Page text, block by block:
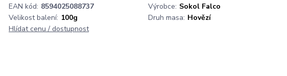
EAN kód: 8594025088737 Výrobce: Sokol Falco
Velikost balení: 100g Druh masa: Hovězí
Hlídat cenu / dostupnost